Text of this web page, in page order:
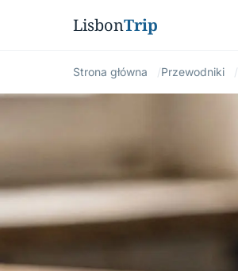
LisbonTrip
Strona główna Przewodniki